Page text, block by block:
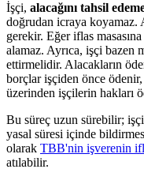
İşçi, alacağını tahsil
doğrudan icraya koyamaz.
gerekir. Eğer iflas
alamaz. Ayrıca, işçi bazen
ettirmelidir. Alacakların
borçlar işçiden önce
üzerinden işçilerin hakları
Bu süreç uzun sürebilir;
yasal süresi içinde
olarak TBB'nin işverenin
atılabilir.